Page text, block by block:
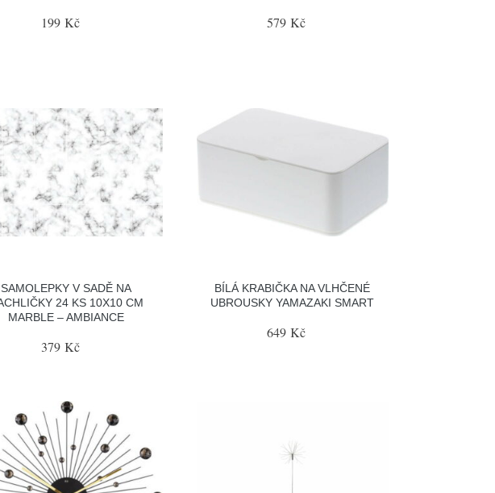
199 Kč 579 Kč
SAMOLEPKY V SADĚ NA
24 KS 10X10 CM
MARBLE – AMBIANCE
379 Kč
BÍLÁ KRABIČKA NA VLHČENÉ
UBROUSKY YAMAZAKI SMART
649 Kč